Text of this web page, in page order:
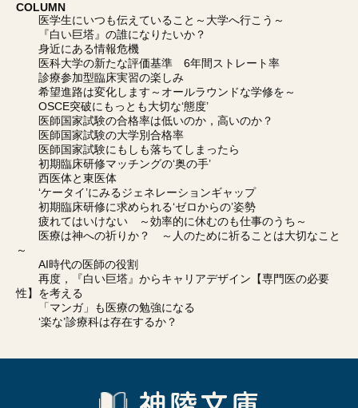
COLUMN
医学生にいつも伝えていること～大学へ行こう～
『白い巨塔』の誰になりたいか？
身近にある情報危機
医科大学の新たな評価基準 6年間ストレート率
診療参加型臨床実習の楽しみ
希望進路は変化します～オールラウンドな学修を～
OSCE突破にもっとも大切な‘態度’
医師国家試験の合格率は低いのか，高いのか？
医師国家試験の大学別合格率
医師国家試験にもしも落ちてしまったら
初期臨床研修マッチングの‘奥の手’
西医体と東医体
‘ケータイ’にみるジェネレーションギャップ
初期臨床研修に求められる‘ゼロからの’姿勢
疲れてはいけない ～効率的に休むのも仕事のうち～
医療は神への祈りか？ ～人のために祈ることは大切なこと
～
AI時代の医師の役割
再度，『白い巨塔』からキャリアデザイン【専門医の必要
性】を考える
「マンガ」も医療の勉強になる
‘楽な’診療科は存在するか？